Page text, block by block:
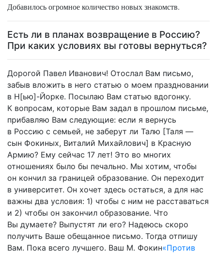
Добавилось огромное количество новых знакомств.
Есть ли в планах возвращение в Россию?
При каких условиях вы готовы вернуться?
Дорогой Павел Иванович! Отослал Вам письмо,
забыв вложить в него статью о моем праздновании
в Н[ью]-Йорке. Посылаю Вам статью вдогонку.
К вопросам, которые Вам задал в прошлом письме,
прибавляю Вам следующие: если я вернусь
в Россию с семьей, не заберут ли Талю [Таля —
сын Фокиных, Виталий Михайлович] в Красную
Армию? Ему сейчас 17 лет! Это во многих
отношениях было бы печально. Мы хотим, чтобы
он кончил за границей образование. Он переходит
в университет. Он хочет здесь остаться, а для нас
важны два условия: 1) чтобы с ним не расставаться
и 2) чтобы он закончил образование. Что
Вы думаете? Выпустят ли его? Надеюсь скоро
получить Ваше обещанное письмо. Тогда отпишу
Вам. Пока всего лучшего. Ваш М. Фокин«Против